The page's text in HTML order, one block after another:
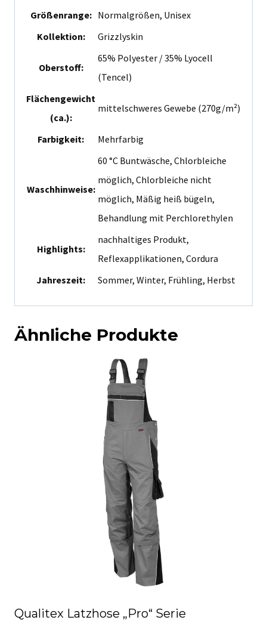
Größenrange: Normalgrößen, Unisex
Kollektion:
Grizzlyskin
Oberstoff:
65% Polyester / 35% Lyocell
(Tencel)
Flächengewicht
(ca.):
mittelschweres Gewebe (270g/m²)
Farbigkeit: Mehrfarbig
Waschhinweise:
60 °C Buntwäsche, Chlorbleiche
möglich, Chlorbleiche nicht
möglich, Mäßig heiß bügeln,
Behandlung mit Perchlorethylen
Highlights:
nachhaltiges Produkt,
Reflexapplikationen, Cordura
Jahreszeit:
Sommer, Winter, Frühling, Herbst
Ähnliche Produkte
Qualitex Latzhose „Pro“ Serie